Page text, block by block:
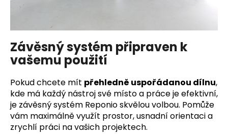
Závěsný systém připraven k
vašemu použití
Pokud chcete mít přehledně uspořádanou dílnu,
kde má každý nástroj své místo a práce je efektivní,
je závěsný systém Reponio skvělou volbou. Pomůže
vám maximálně využít prostor, usnadní orientaci a
zrychlí práci na vašich projektech.